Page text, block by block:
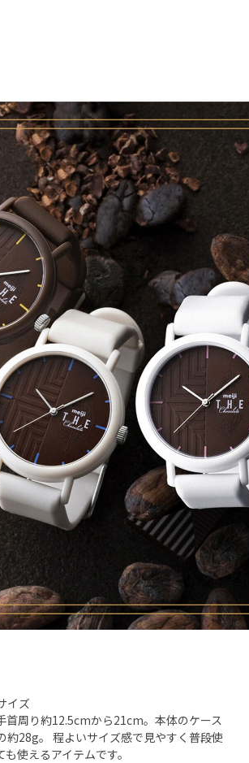
イズ
首周り約12.5cmから21cm。本体のケース
約28g。 程よいサイズ感で見やすく普段使
使えるアイテムです。